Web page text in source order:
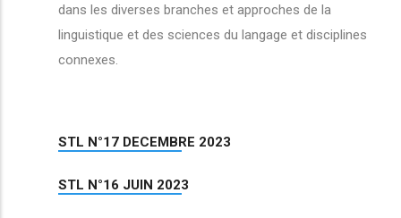
dans les diverses branches et approches de la
linguistique et des sciences du langage et disciplines
connexes.
STL N°17 DECEMBRE 2023
STL N°16 JUIN 2023